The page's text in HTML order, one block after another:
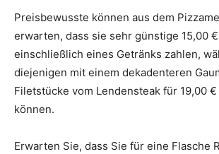
Preisbewusste können aus dem
erwarten, dass sie sehr günstige 15,00
einschließlich eines Getränks zahlen,
diejenigen mit einem dekadenteren
Filetstücke vom Lendensteak für 19,00
können.
Erwarten Sie, dass Sie für eine Flasche